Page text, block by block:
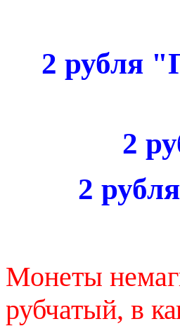
2 рубля
2
2
Монеты
рубчатый, в